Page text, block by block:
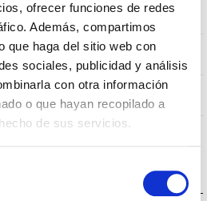
ofrecer funciones de redes
Además, compartimos
que haga del sitio web con
sociales, publicidad y análisis
con otra información
o que hayan recopilado a
de sus servicios.
160x160x100mm
Plafond encastré